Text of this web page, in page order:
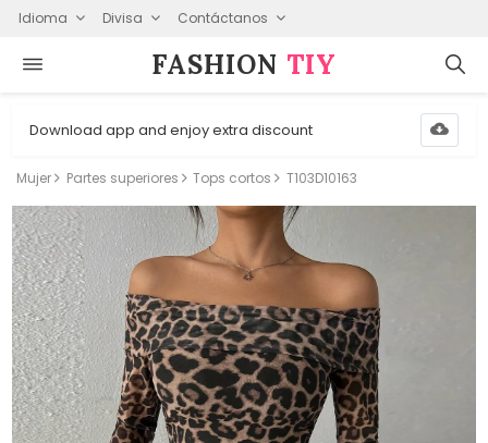
Idioma Divisa Contáctanos
FASHION⁠ TIY
Download app and enjoy extra discount
Mujer Partes superiores Tops cortos T103D10163